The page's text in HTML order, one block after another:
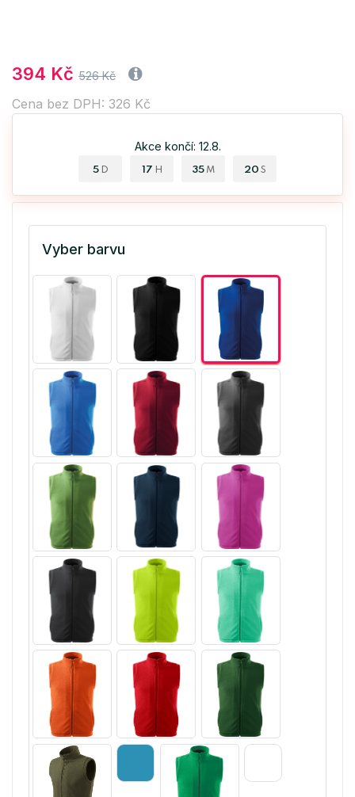
394 Kč 526 Kč
Cena bez DPH: 326 Kč
Akce končí: 12.8.
5 D 17 H 35 M 20 S
Vyber barvu